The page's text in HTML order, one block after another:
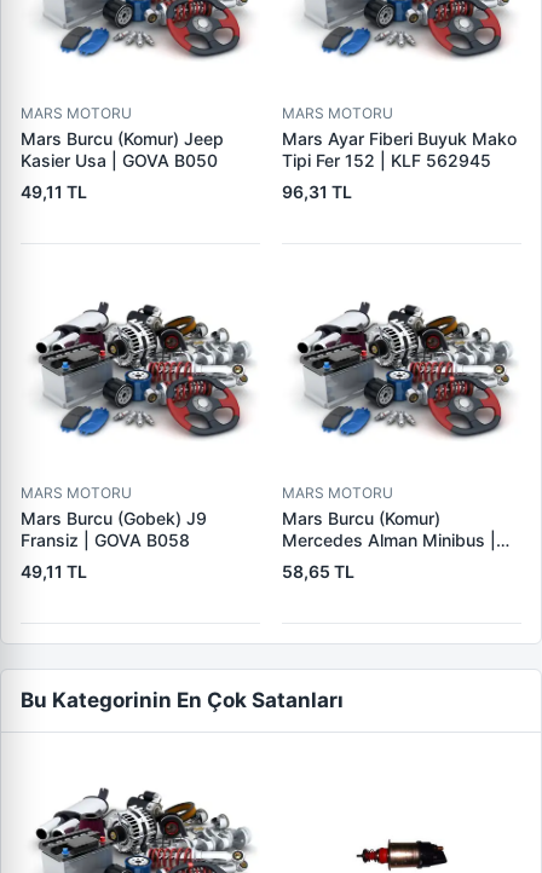
MARS MOTORU
Mars Burcu (Komur) Jeep
Kasier Usa | GOVA B050
49,11 TL
MARS MOTORU
Mars Ayar Fiberi Buyuk Mako
Tipi Fer 152 | KLF 562945
96,31 TL
MARS MOTORU
Mars Burcu (Gobek) J9
Fransiz | GOVA B058
49,11 TL
MARS MOTORU
Mars Burcu (Komur)
Mercedes Alman Minibus |
GOVA B035
58,65 TL
Bu Kategorinin En Çok Satanları